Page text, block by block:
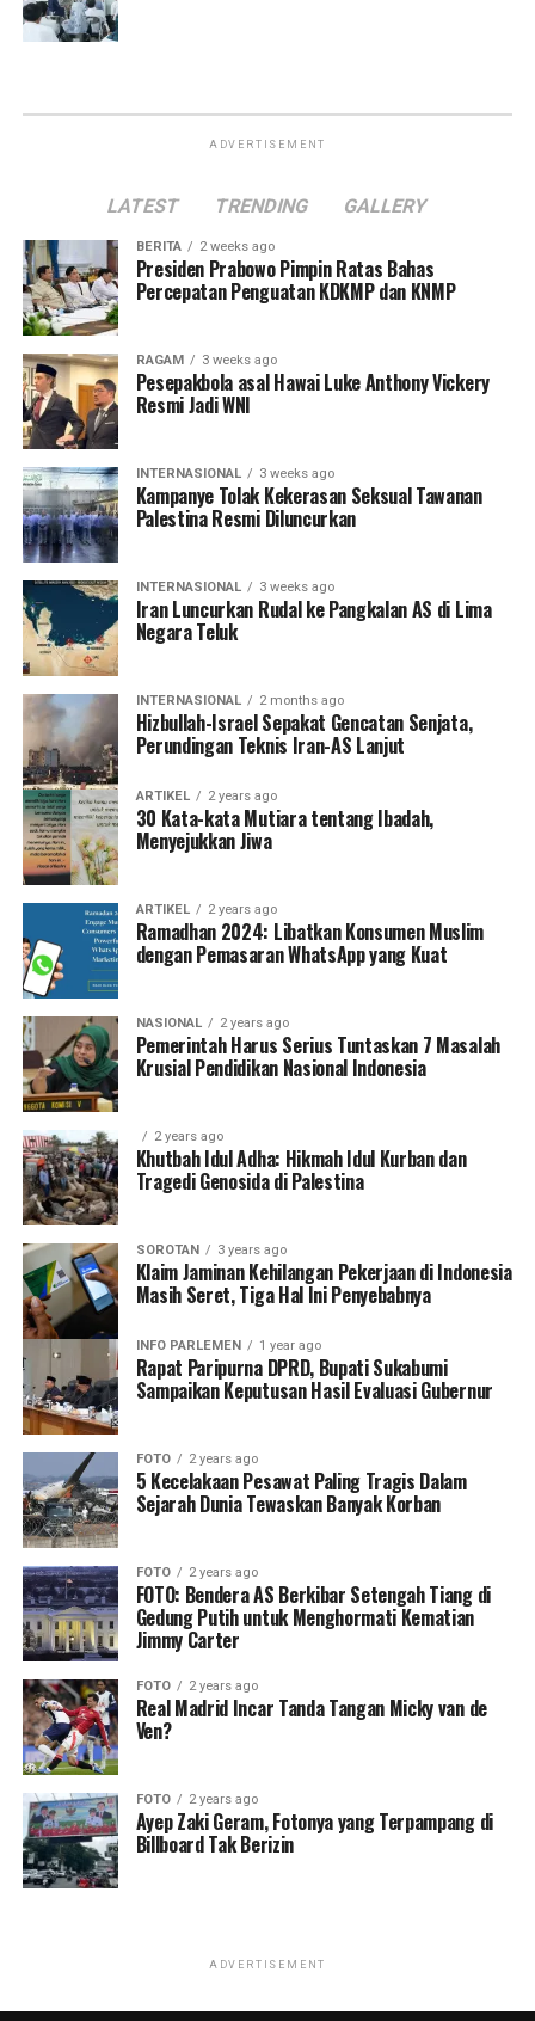
ADVERTISEMENT
LATEST TRENDING GALLERY
BERITA 2 weeks ago
Presiden Prabowo Pimpin Ratas Bahas
Percepatan Penguatan KDKMP dan KNMP
RAGAM 3 weeks ago
Pesepakbola asal Hawai Luke Anthony Vickery
Resmi Jadi WNI
INTERNASIONAL 3 weeks ago
Kampanye Tolak Kekerasan Seksual Tawanan
Palestina Resmi Diluncurkan
INTERNASIONAL 3 weeks ago
Iran Luncurkan Rudal ke Pangkalan AS di Lima
Negara Teluk
INTERNASIONAL 2 months ago
Hizbullah-Israel Sepakat Gencatan Senjata,
Perundingan Teknis Iran-AS Lanjut
ARTIKEL 2 years ago
30 Kata-kata Mutiara tentang Ibadah,
Menyejukkan Jiwa
ARTIKEL 2 years ago
Ramadhan 2024: Libatkan Konsumen Muslim
dengan Pemasaran WhatsApp yang Kuat
NASIONAL 2 years ago
Pemerintah Harus Serius Tuntaskan 7 Masalah
Krusial Pendidikan Nasional Indonesia
2 years ago
Khutbah Idul Adha: Hikmah Idul Kurban dan
Tragedi Genosida di Palestina
SOROTAN 3 years ago
Klaim Jaminan Kehilangan Pekerjaan di Indonesia
Masih Seret, Tiga Hal Ini Penyebabnya
INFO PARLEMEN 1 year ago
Rapat Paripurna DPRD, Bupati Sukabumi
Sampaikan Keputusan Hasil Evaluasi Gubernur
FOTO 2 years ago
5 Kecelakaan Pesawat Paling Tragis Dalam
Sejarah Dunia Tewaskan Banyak Korban
FOTO 2 years ago
FOTO: Bendera AS Berkibar Setengah Tiang di
Gedung Putih untuk Menghormati Kematian
Jimmy Carter
FOTO 2 years ago
Real Madrid Incar Tanda Tangan Micky van de
Ven?
FOTO 2 years ago
Ayep Zaki Geram, Fotonya yang Terpampang di
Billboard Tak Berizin
ADVERTISEMENT